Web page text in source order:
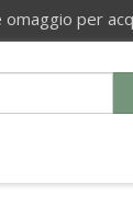
per